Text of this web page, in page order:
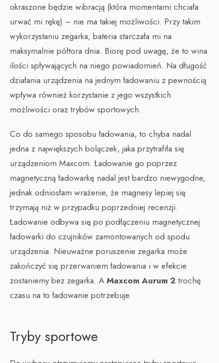
okraszone będzie wibracją (która momentami chciała
urwać mi rękę) – nie ma takiej możliwości. Przy takim
wykorzystaniu zegarka, bateria starczała mi na
maksymalnie półtora dnia. Biorę pod uwagę, że to wina
ilości spływających na niego powiadomień. Na długość
działania urządzenia na jednym ładowaniu z pewnością
wpływa również korzystanie z jego wszystkich
możliwości oraz trybów sportowych.
Co do samego sposobu ładowania, to chyba nadal
jedna z największych bolączek, jaka przytrafiła się
urządzeniom Maxcom. Ładowanie go poprzez
magnetyczną ładowarkę nadal jest bardzo niewygodne,
jednak odniosłam wrażenie, że magnesy lepiej się
trzymają niż w przypadku poprzedniej recenzji.
Ładowanie odbywa się po podłączeniu magnetycznej
ładowarki do czujników zamontowanych od spodu
urządzenia. Nieuważne poruszenie zegarka może
zakończyć się przerwaniem ładowania i w efekcie
zostaniemy bez zegarka. A Maxcom Aurum 2 trochę
czasu na to ładowanie potrzebuje.
Tryby sportowe